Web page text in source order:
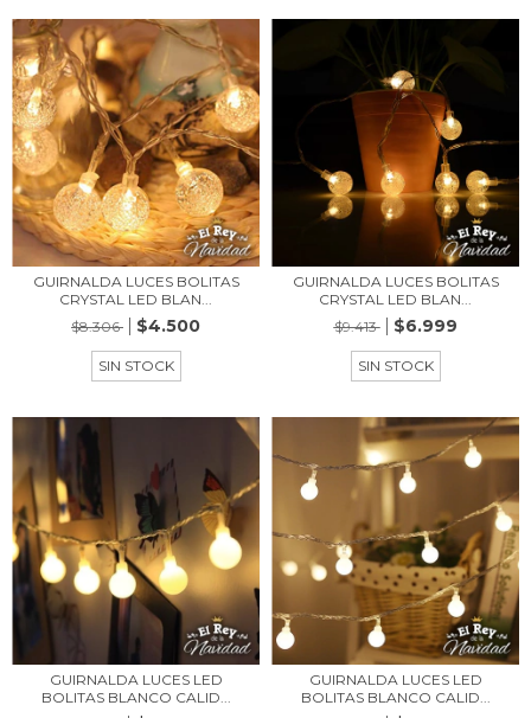
GUIRNALDA LUCES BOLITAS
CRYSTAL LED BLAN...
$8.306
$4.500
SIN STOCK
GUIRNALDA LUCES BOLITAS
CRYSTAL LED BLAN...
$9.413
$6.999
SIN STOCK
GUIRNALDA LUCES LED
BOLITAS BLANCO CALID...
GUIRNALDA LUCES LED
BOLITAS BLANCO CALID...